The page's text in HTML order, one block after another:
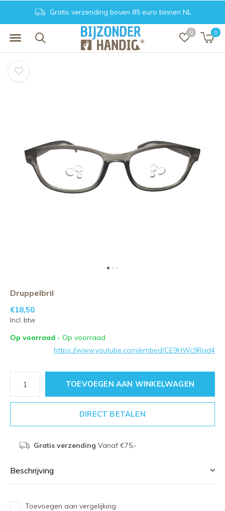
0 0
Gratis verzending boven 85 euro binnen NL
Druppelbril
€18,50
Incl. btw
Op voorraad - Op voorraad
https://www.youtube.com/embed/CE9HWc9Rqd4
TOEVOEGEN AAN WINKELWAGEN
DIRECT BETALEN
Gratis verzending Vanaf €75,-
Beschrijving
Toevoegen aan vergelijking